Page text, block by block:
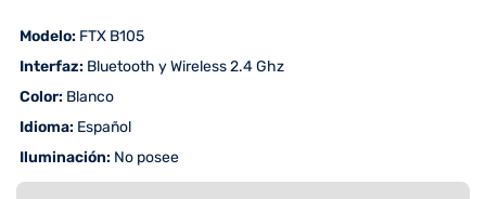
 Modelo: FTX B105
 Interfaz: Bluetooth y Wireless 2.4 Ghz
 Color: Blanco
 Idioma: Español
 Iluminación: No posee